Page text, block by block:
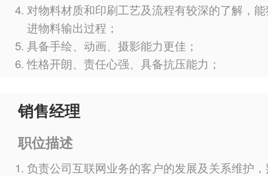
对物料材质和印刷工艺及流程有较深的了解，
进物料输出过程；
具备手绘、动画、摄影能力更佳；
性格开朗、责任心强、具备抗压能力；
销售经理
职位描述
负责公司互联网业务的客户的发展及关系维护